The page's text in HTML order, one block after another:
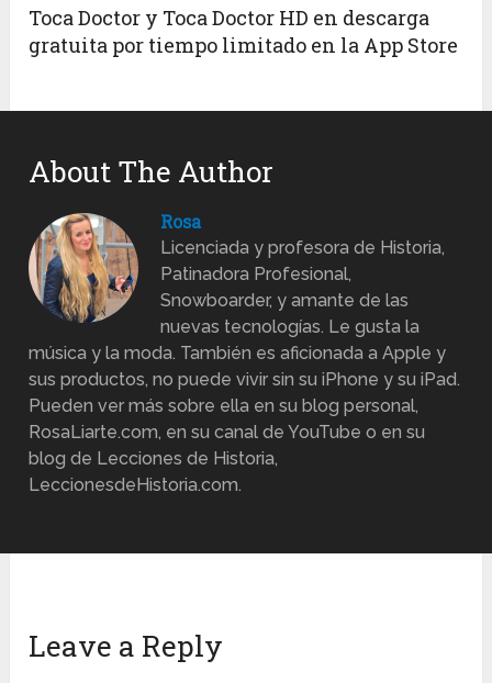
Toca Doctor y Toca Doctor HD en descarga
gratuita por tiempo limitado en la App Store
About The Author
Rosa
Licenciada y profesora de Historia,
Patinadora Profesional,
Snowboarder, y amante de las
nuevas tecnologías. Le gusta la
música y la moda. También es aficionada a Apple y
sus productos, no puede vivir sin su iPhone y su iPad.
Pueden ver más sobre ella en su blog personal,
RosaLiarte.com, en su canal de YouTube o en su
blog de Lecciones de Historia,
LeccionesdeHistoria.com.
Leave a Reply